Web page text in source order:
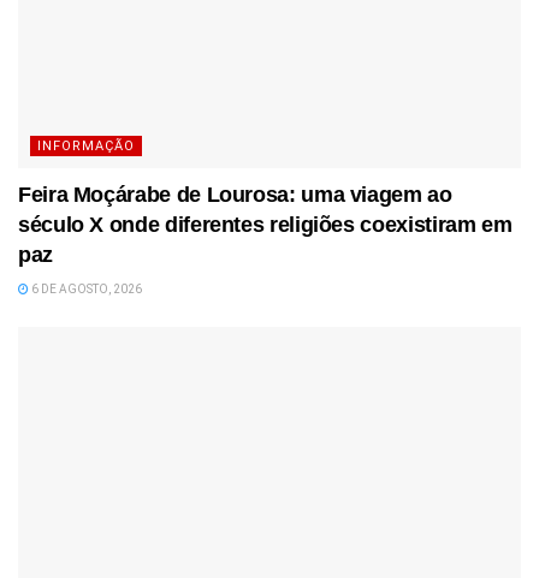
INFORMAÇÃO
Feira Moçárabe de Lourosa: uma viagem ao
século X onde diferentes religiões coexistiram em
paz
6 DE AGOSTO, 2026